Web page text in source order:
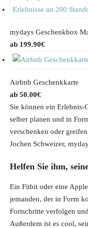
mydays Geschenkbox
199.90€
Airbnb Geschenkkarte
50.00€
Sie können ein Erlebnis-
selber planen und in
verschenken oder
Jochen Schweizer,
Helfen Sie ihm,
Ein Fitbit oder eine
jemanden, der in Form
Fortschritte verfolgen
Außerdem ist es cool,